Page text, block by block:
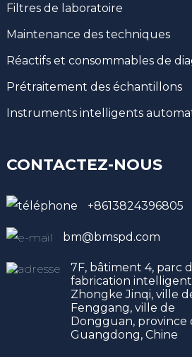
Filtres de laboratoire
Maintenance des techniques
Réactifs et consommables de
Prétraitement des échantillons
Instruments intelligents
CONTACTEZ-NOUS
+8613824396805
bm@bmspd.com
7F, bâtiment 4, parc
fabrication intelligent
Zhongke Jinqi, ville
Fenggang, ville de
Dongguan, province
Guangdong, Chine